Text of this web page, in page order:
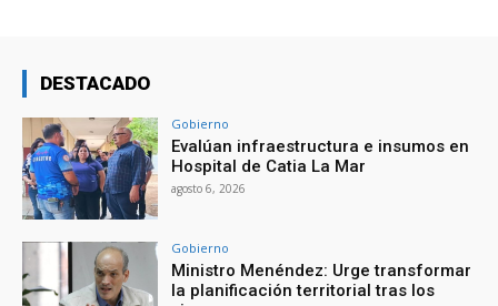
DESTACADO
Gobierno
Evalúan infraestructura e insumos en
Hospital de Catia La Mar
agosto 6, 2026
Gobierno
Ministro Menéndez: Urge transformar
la planificación territorial tras los